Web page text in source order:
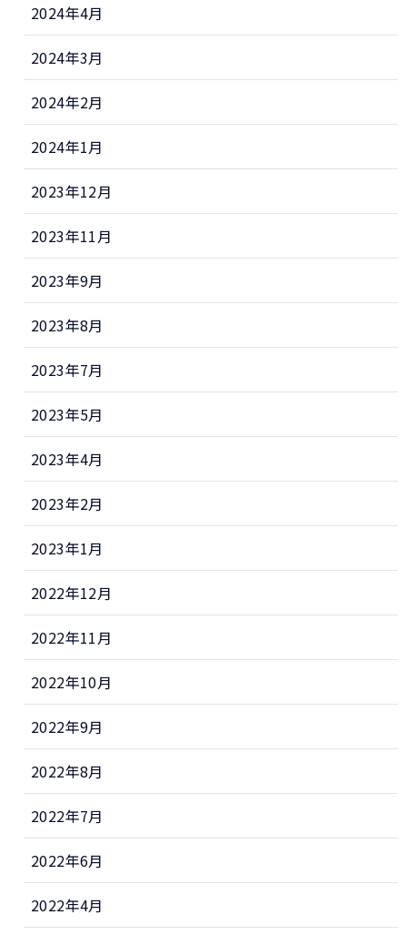
2024年4月
2024年3月
2024年2月
2024年1月
2023年12月
2023年11月
2023年9月
2023年8月
2023年7月
2023年5月
2023年4月
2023年2月
2023年1月
2022年12月
2022年11月
2022年10月
2022年9月
2022年8月
2022年7月
2022年6月
2022年4月